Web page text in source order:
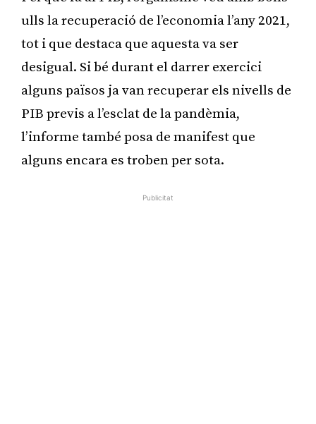
ulls la recuperació de l’economia l’any 2021,
tot i que destaca que aquesta va ser
desigual. Si bé durant el darrer exercici
alguns països ja van recuperar els nivells de
PIB previs a l’esclat de la pandèmia,
l’informe també posa de manifest que
alguns encara es troben per sota.
Publicitat